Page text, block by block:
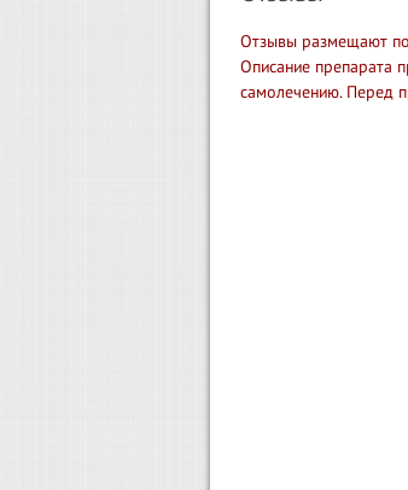
Отзывы размещают
Описание препарата
самолечению. Перед